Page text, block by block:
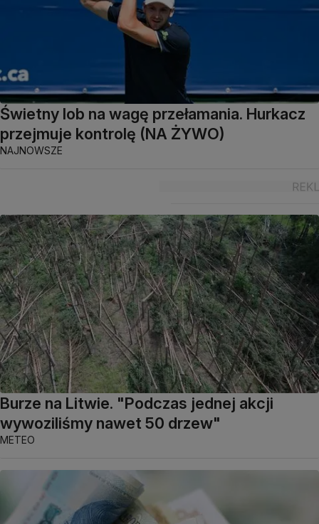
Świetny lob na wagę przełamania. Hurkacz
przejmuje kontrolę (NA ŻYWO)
NAJNOWSZE
Burze na Litwie. "Podczas jednej akcji
wywoziliśmy nawet 50 drzew"
METEO